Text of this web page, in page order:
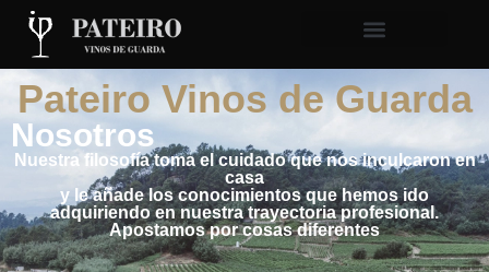
Pateiro Vinos de Guarda
Nosotros
Nuestra filosofía toma el cuidado que nos inculcaron en
casa
y le añade los conocimientos que hemos ido
adquiriendo en nuestra trayectoria profesional.
Apostamos por cosas diferentes